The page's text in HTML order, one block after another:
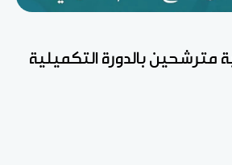
مترشحين بالدورة التكميلية